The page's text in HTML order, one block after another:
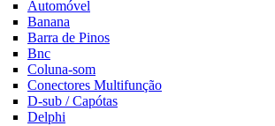
Automóvel
Banana
Barra de Pinos
Bnc
Coluna-som
Conectores Multifunção
D-sub / Capótas
Delphi